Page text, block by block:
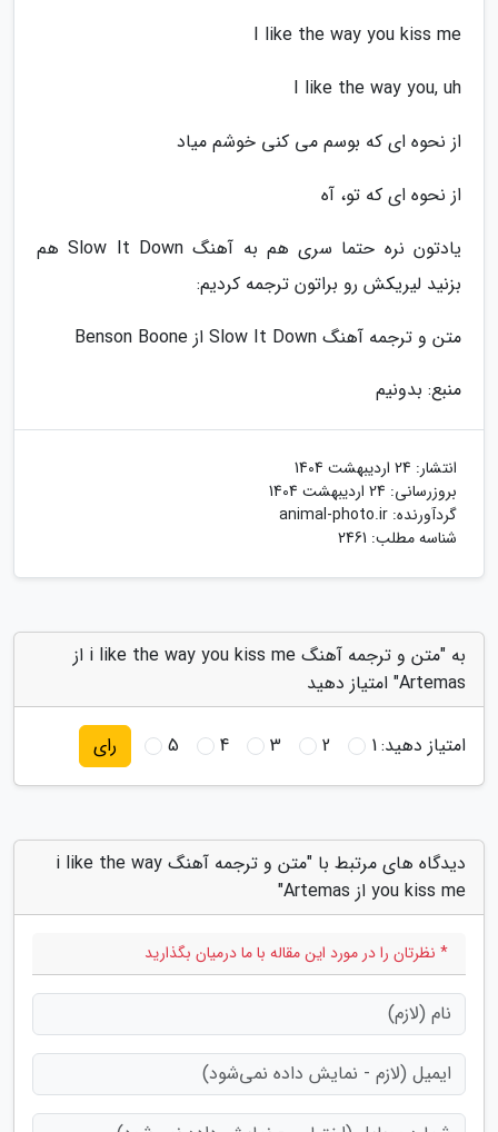
I like the way you kiss me
I like the way you, uh
از نحوه ای که بوسم می کنی خوشم میاد
از نحوه ای که تو، آه
یادتون نره حتما سری هم به آهنگ Slow It Down هم
بزنید لیریکش رو براتون ترجمه کردیم:
متن و ترجمه آهنگ Slow It Down از Benson Boone
منبع: بدونیم
انتشار: 24 اردیبهشت 1404
بروزرسانی: 24 اردیبهشت 1404
گردآورنده: animal-photo.ir
شناسه مطلب: 2461
به "متن و ترجمه آهنگ i like the way you kiss me از
Artemas" امتیاز دهید
امتیاز دهید:1
2
3
4
5 رای
دیدگاه های مرتبط با "متن و ترجمه آهنگ i like the way
you kiss me از Artemas"
* نظرتان را در مورد این مقاله با ما درمیان بگذارید